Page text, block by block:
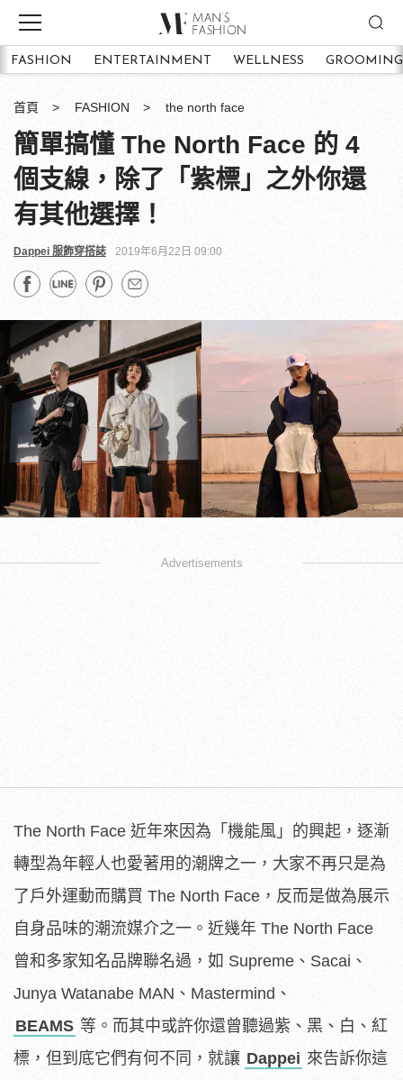
FASHION ENTERTAINMENT WELLNESS GROOMING
首頁 FASHION the north face
簡單搞懂 The North Face 的 4
個支線，除了「紫標」之外你還
有其他選擇！
Dappei 服飾穿搭誌 2019年6月22日 09:00
Advertisements
The North Face 近年來因為「機能風」的興起，逐漸
轉型為年輕人也愛著用的潮牌之一，大家不再只是為
了戶外運動而購買 The North Face，反而是做為展示
自身品味的潮流媒介之一。近幾年 The North Face
曾和多家知名品牌聯名過，如 Supreme、Sacai、
Junya Watanabe MAN、Mastermind、
BEAMS 等。而其中或許你還曾聽過紫、黑、白、紅
標，但到底它們有何不同，就讓 Dappei 來告訴你這